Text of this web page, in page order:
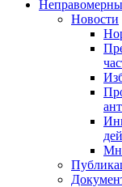
Новости